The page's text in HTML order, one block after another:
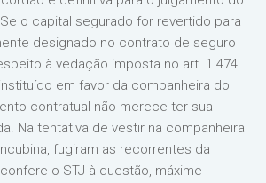
o capital segurado for revertido para
designado no contrato de seguro
à vedação imposta no art. 1.474
em favor da companheira do
contratual não merece ter sua
Na tentativa de vestir na companheira
fugiram as recorrentes da
o STJ à questão, máxime